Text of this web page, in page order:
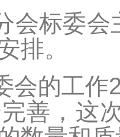
会标委
排。
会的工作
善，这